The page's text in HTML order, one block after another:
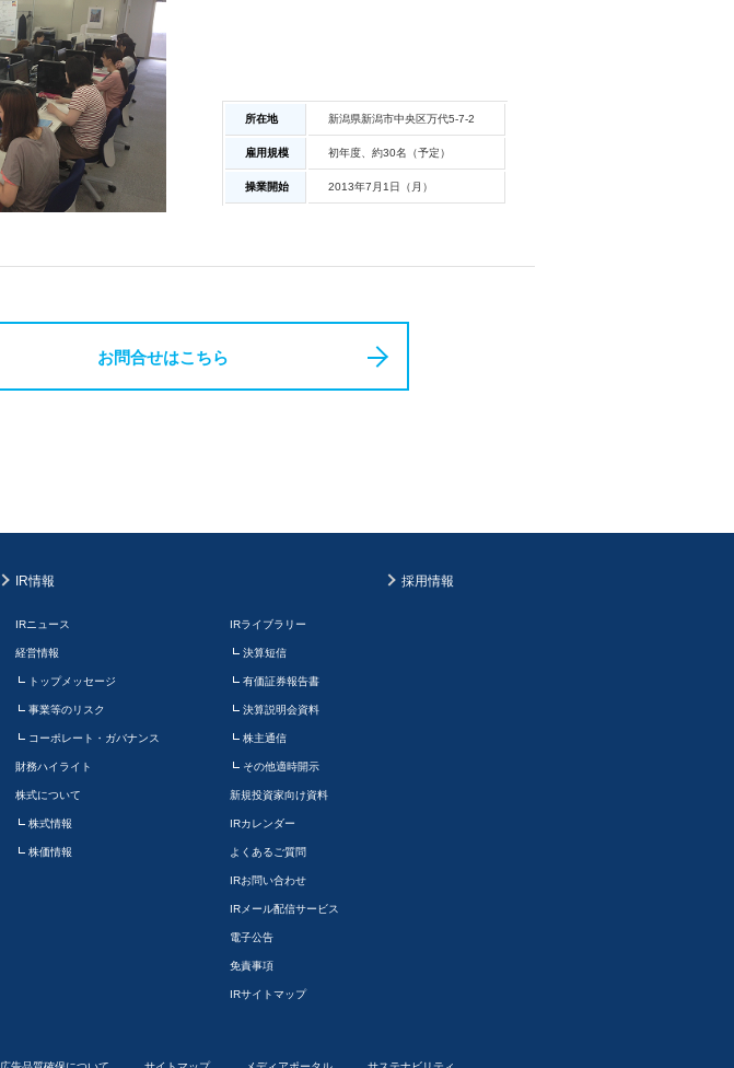
所在地 新潟県新潟市中央区万代5-7-2
雇用規模 初年度、約30名（予定）
操業開始 2013年7月1日（月）
お問合せはこちら
IR情報
IRニュース
経営情報
トップメッセージ
事業等のリスク
コーポレート・ガバナンス
財務ハイライト
株式について
株式情報
株価情報
IRライブラリー
決算短信
有価証券報告書
決算説明会資料
株主通信
その他適時開示
新規投資家向け資料
IRカレンダー
よくあるご質問
IRお問い合わせ
IRメール配信サービス
電子公告
免責事項
IRサイトマップ
採用情報